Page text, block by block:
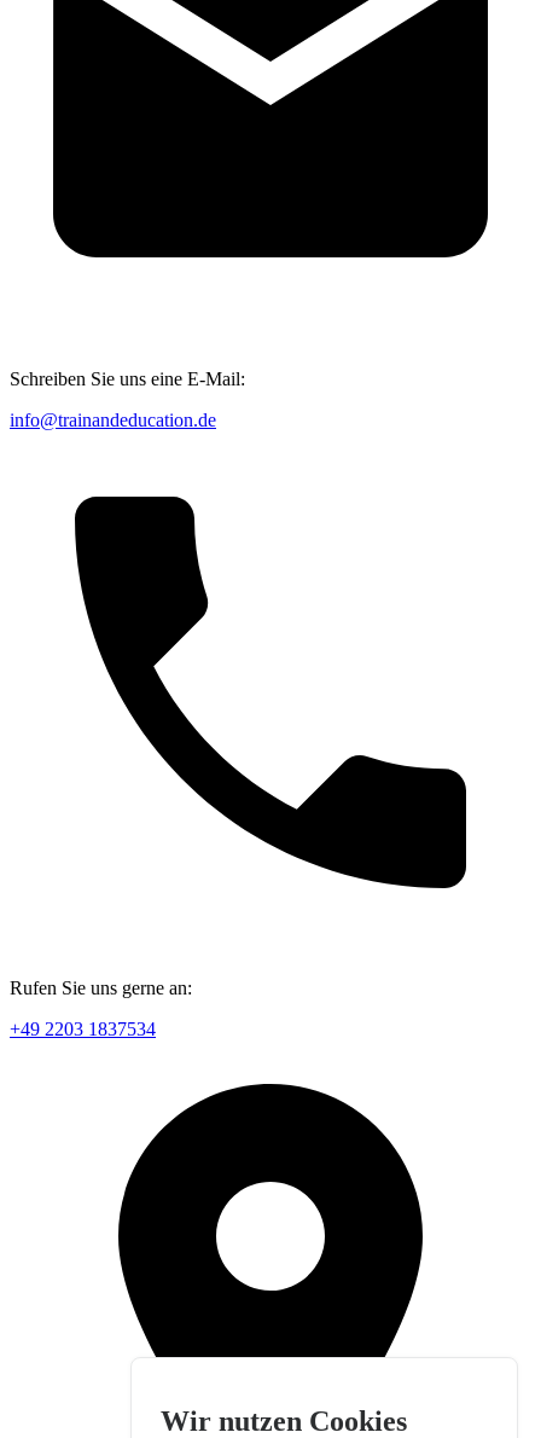
Schreiben Sie uns eine E-Mail:
info@trainandeducation.de
Rufen Sie uns gerne an:
+49 2203 1837534
Wir nutzen Cookies